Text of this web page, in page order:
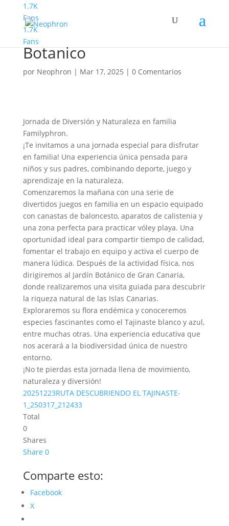
1.7K
Fans
1.7K
Fans
Familyphron Jardin
Botanico
por Neophron | Mar 17, 2025 | 0 Comentarios
Jornada de Diversión y Naturaleza en familia
Familyphron.
¡Te invitamos a una jornada especial para disfrutar
en familia! Una experiencia única pensada para
niños y sus padres, combinando deporte, juego y
aprendizaje en la naturaleza.
Comenzaremos la mañana con una serie de
divertidos juegos en familia en un espacio equipado
con canastas de baloncesto, aparatos de calistenia y
una zona perfecta para practicar vóley playa. Una
oportunidad ideal para compartir tiempo de calidad,
fomentar el trabajo en equipo y activa el cuerpo de
manera lúdica. Después de la actividad física, nos
dirigiremos al Jardín Botánico de Gran Canaria,
donde realizaremos una visita guiada para descubrir
la riqueza natural de las Islas Canarias.
Exploraremos su flora endémica y conoceremos
especies fascinantes como el Tajinaste blanco y azul,
entre muchas otras. Una experiencia educativa que
nos acerará a la biodiversidad única de nuestro
entorno.
¡No te pierdas esta jornada llena de movimiento,
naturaleza y diversión!
20251223RUTA DESCUBRIENDO EL TAJINASTE-
1_250317_212433
Total
0
Shares
Share 0
Comparte esto:
Facebook
X